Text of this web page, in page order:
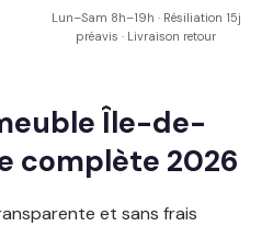
Lun–Sam 8h–19h · Résiliation 15j
préavis · Livraison retour
Île-de-
complète 2026
et sans frais